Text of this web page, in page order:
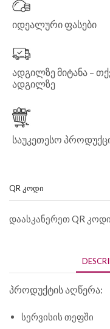
იდეალური ფასები
ადგილზე მიტანა –
ადგილზე
საუკეთესო
QR ᲙᲝᲓᲘ
დაასკანერეთ QR
პროდუქტის აღწერა:
სერვისის თეფში